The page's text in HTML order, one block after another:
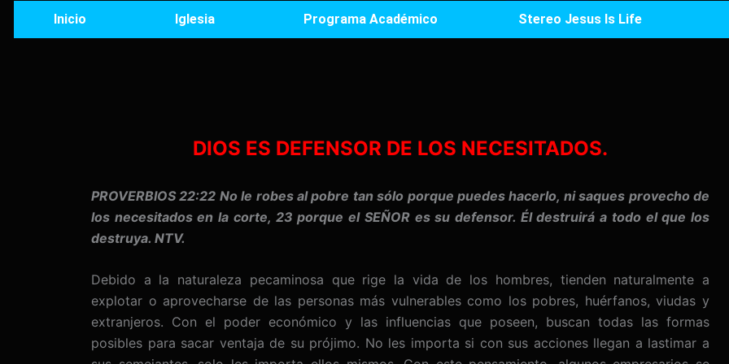
Inicio Iglesia Programa Académico Stereo Jesus Is Life
DIOS ES DEFENSOR DE LOS NECESITADOS.
PROVERBIOS 22:22 No le robes al pobre tan sólo porque puedes hacerlo, ni saques provecho de
los necesitados en la corte, 23 porque el SEÑOR es su defensor. Él destruirá a todo el que los
destruya. NTV.
Debido a la naturaleza pecaminosa que rige la vida de los hombres, tienden naturalmente a
explotar o aprovecharse de las personas más vulnerables como los pobres, huérfanos, viudas y
extranjeros. Con el poder económico y las influencias que poseen, buscan todas las formas
posibles para sacar ventaja de su prójimo. No les importa si con sus acciones llegan a lastimar a